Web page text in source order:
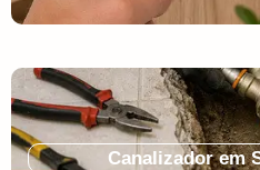
Canalizador em